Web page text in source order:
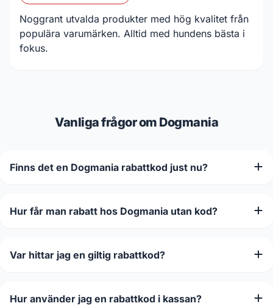
Noggrant utvalda produkter med hög kvalitet från
populära varumärken. Alltid med hundens bästa i
fokus.
Vanliga frågor om Dogmania
Finns det en Dogmania rabattkod just nu?
Hur får man rabatt hos Dogmania utan kod?
Var hittar jag en giltig rabattkod?
Hur använder jag en rabattkod i kassan?